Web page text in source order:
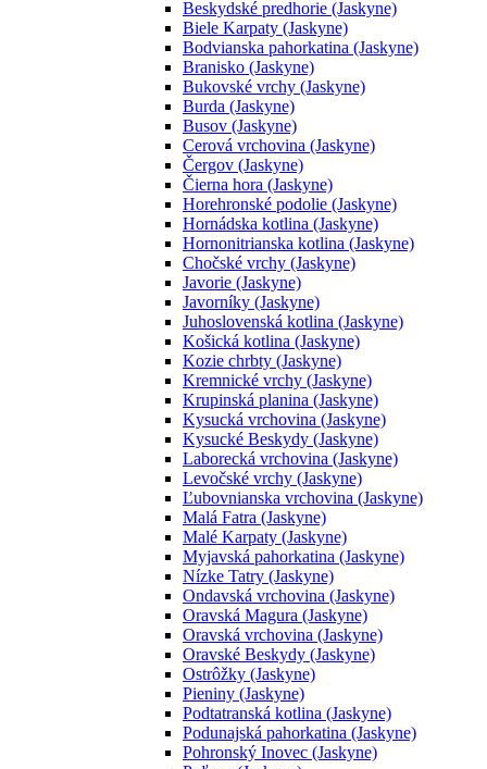
Beskydské predhorie (Jaskyne)
Biele Karpaty (Jaskyne)
Bodvianska pahorkatina (Jaskyne)
Branisko (Jaskyne)
Bukovské vrchy (Jaskyne)
Burda (Jaskyne)
Busov (Jaskyne)
Cerová vrchovina (Jaskyne)
Čergov (Jaskyne)
Čierna hora (Jaskyne)
Horehronské podolie (Jaskyne)
Hornádska kotlina (Jaskyne)
Hornonitrianska kotlina (Jaskyne)
Chočské vrchy (Jaskyne)
Javorie (Jaskyne)
Javorníky (Jaskyne)
Juhoslovenská kotlina (Jaskyne)
Košická kotlina (Jaskyne)
Kozie chrbty (Jaskyne)
Kremnické vrchy (Jaskyne)
Krupinská planina (Jaskyne)
Kysucká vrchovina (Jaskyne)
Kysucké Beskydy (Jaskyne)
Laborecká vrchovina (Jaskyne)
Levočské vrchy (Jaskyne)
Ľubovnianska vrchovina (Jaskyne)
Malá Fatra (Jaskyne)
Malé Karpaty (Jaskyne)
Myjavská pahorkatina (Jaskyne)
Nízke Tatry (Jaskyne)
Ondavská vrchovina (Jaskyne)
Oravská Magura (Jaskyne)
Oravská vrchovina (Jaskyne)
Oravské Beskydy (Jaskyne)
Ostrôžky (Jaskyne)
Pieniny (Jaskyne)
Podtatranská kotlina (Jaskyne)
Podunajská pahorkatina (Jaskyne)
Pohronský Inovec (Jaskyne)